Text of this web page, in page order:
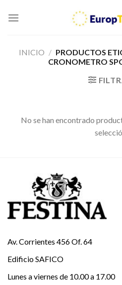
INICIO / PRODUCTOS
CRONOMETRO
No se han encontrado
Av. Corrientes 456 Of. 64
Edificio SAFICO
Lunes a viernes de 10.00 a 17.00